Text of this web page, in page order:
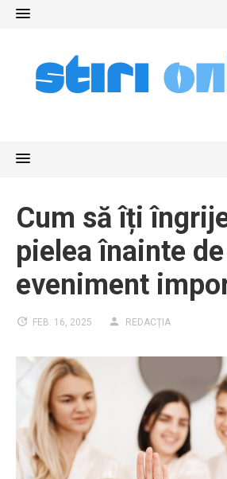
Skip
Cum să îți
pielea înainte
eveniment
FEB. 16, 2025 REDACȚIA